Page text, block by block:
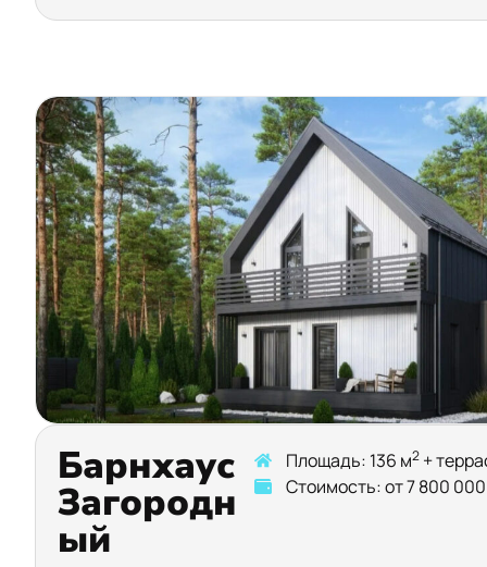
Барнхаус
Загородн
ый
Площадь: 136 м2+
Стоимость: от 7 800